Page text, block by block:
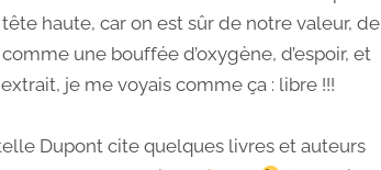
haute, car on est sûr de notre valeur, de
une bouffée d’oxygène, d’espoir, et
je me voyais comme ça : libre !!!
Dupont cite quelques livres et auteurs